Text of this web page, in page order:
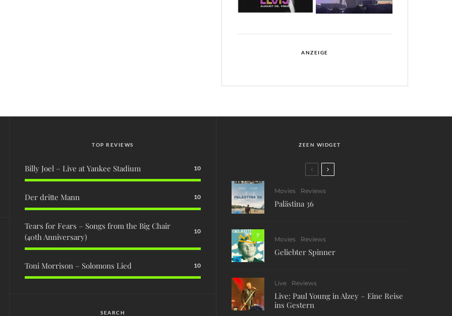
ANZEIGE
TOP REVIEWS
Billy Joel – Live at Yankee Stadium 10
Der dritte Mann 10
Tears for Fears – Songs from the Big Chair
(40th Anniversary)
10
Toni Morrison – Solomons Lied 10
SEARCH
ZEEN WIDGET
Movies Reviews
Palästina 36
7
Movies Reviews
Geliebter Spinner
Live Reviews
Live: Paul Young in Alzey – Eine Reise
ins Gestern